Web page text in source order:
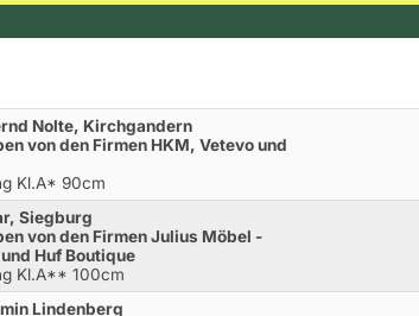
Nolte, Kirchgandern
von den Firmen HKM, Vetevo und
Kl.A* 90cm
Siegburg
von den Firmen Julius Möbel -
Huf Boutique
Kl.A** 100cm
Lindenberg